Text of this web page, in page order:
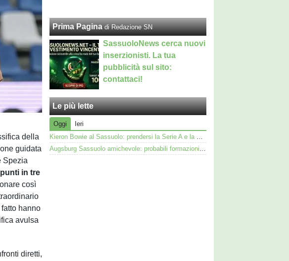
della
guidata
Spezia
in tre
così
hanno
avulsa
diretti,
Prima Pagina di Redazione SN
SassuoloNews cerca nuovi
inserzionisti. La tua
pubblicità sul sito:
contattaci!
Le più lette
Oggi
Ieri
Kieron Bowie al Sassuolo: prendersi la Serie A e la Scozia. Lui o Pinamonti: chi sarà titolare
Augsburg Sassuolo amichevole: probabili formazioni e dove vederla in tv e streaming